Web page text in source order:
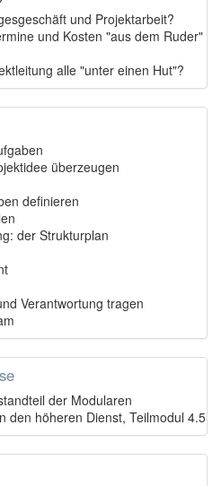
und Projektarbeit?
und Kosten "aus dem Ruder"
alle "unter einen Hut"?
überzeugen
definieren
der Strukturplan
Verantwortung tragen
der Modularen
den höheren Dienst, Teilmodul 4.5